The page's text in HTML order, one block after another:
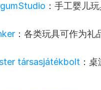
：手工婴儿
：各类玩具可作为礼
társasjátékbolt ：